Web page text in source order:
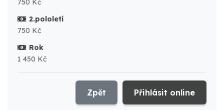
750 Kč
2.pololetí
750 Kč
Rok
1 450 Kč
Přihlásit online
Zpět